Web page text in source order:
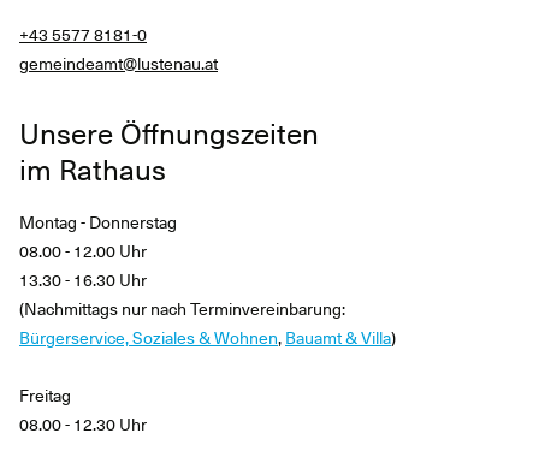
+43 5577 8181-0
gemeindeamt@lustenau.at
Unsere Öffnungszeiten
im Rathaus
Montag - Donnerstag
08.00 - 12.00 Uhr
13.30 - 16.30 Uhr
(Nachmittags nur nach Terminvereinbarung:
Bürgerservice, Soziales & Wohnen, Bauamt & Villa)
Freitag
08.00 - 12.30 Uhr